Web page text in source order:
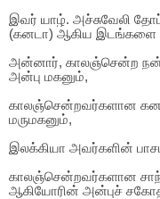
இவர் யாழ். அச்சுவேலி
(கனடா) ஆகிய இடங்களை
அன்னார், காலஞ்சென்ற
அன்பு மகனும்,
காலஞ்சென்றவர்களான
மருமகனும்,
இலக்கியா அவர்களின்
காலஞ்சென்றவர்களான
ஆகியோரின் அன்புச்